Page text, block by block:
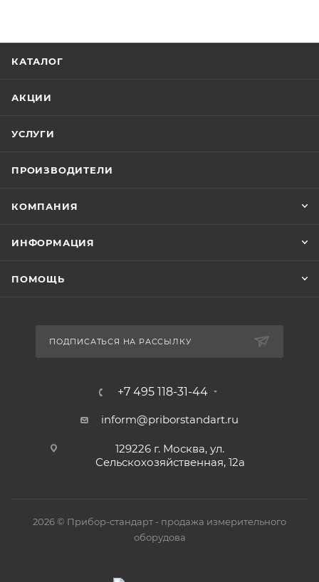
КАТАЛОГ
АКЦИИ
УСЛУГИ
ПРОИЗВОДИТЕЛИ
КОМПАНИЯ
ИНФОРМАЦИЯ
ПОМОЩЬ
ПОДПИСАТЬСЯ НА РАССЫЛКУ
+7 495 118-31-44
inform@priborstandart.ru
129226 г. Москва, ул.
Сельскохозяйственная, 12а
2026 © Прибор-стандарт - продажа измерительного
оборудова